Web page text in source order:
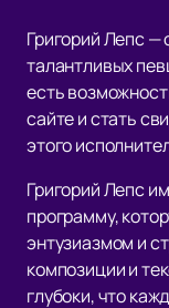
Григорий Лепс —
талантливых
есть
сайте и стать
этого
Григорий Лепс
программу,
энтузиазмом и
композиции и
глубоки, что